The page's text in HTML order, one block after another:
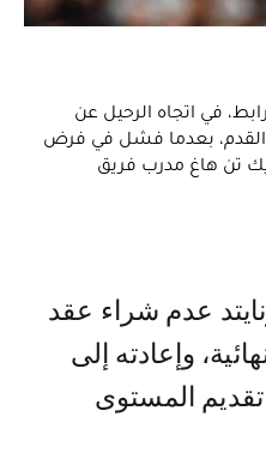
في اتجاه الرحيل عن
القدم، بعدما فشل في فرض
تن هاغ مدرب فريق
وإعادته إلى
تقديم المستوى